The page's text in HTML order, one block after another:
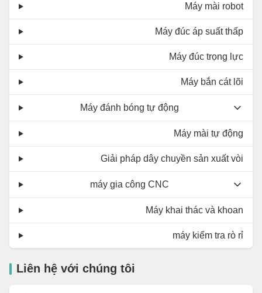
Máy mài robot
Máy đúc áp suất thấp
Máy đúc trọng lực
Máy bắn cát lõi
Máy đánh bóng tự động
Máy mài tự động
Giải pháp dây chuyền sản xuất vòi
máy gia công CNC
Máy khai thác và khoan
máy kiểm tra rò rỉ
Liên hệ với chúng tôi